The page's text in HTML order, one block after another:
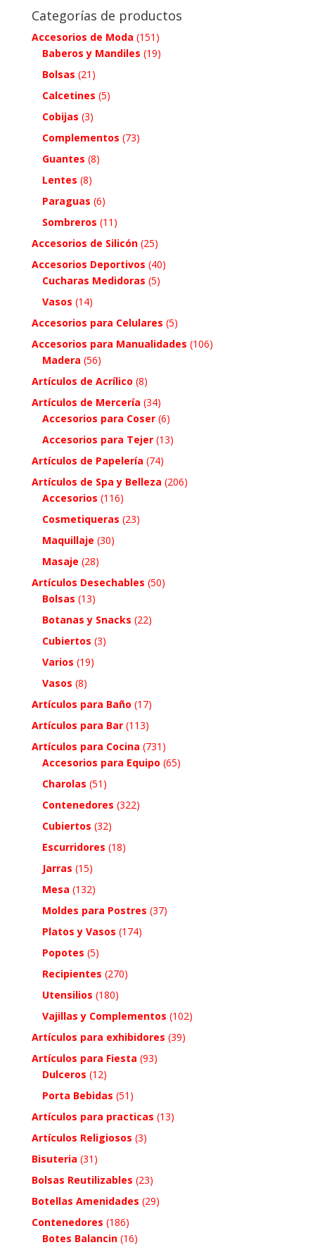
Categorías de productos
Accesorios de Moda (151)
Baberos y Mandiles (19)
Bolsas (21)
Calcetines (5)
Cobijas (3)
Complementos (73)
Guantes (8)
Lentes (8)
Paraguas (6)
Sombreros (11)
Accesorios de Silicón (25)
Accesorios Deportivos (40)
Cucharas Medidoras (5)
Vasos (14)
Accesorios para Celulares (5)
Accesorios para Manualidades (106)
Madera (56)
Artículos de Acrílico (8)
Artículos de Mercería (34)
Accesorios para Coser (6)
Accesorios para Tejer (13)
Artículos de Papelería (74)
Artículos de Spa y Belleza (206)
Accesorios (116)
Cosmetiqueras (23)
Maquillaje (30)
Masaje (28)
Artículos Desechables (50)
Bolsas (13)
Botanas y Snacks (22)
Cubiertos (3)
Varios (19)
Vasos (8)
Artículos para Baño (17)
Artículos para Bar (113)
Artículos para Cocina (731)
Accesorios para Equipo (65)
Charolas (51)
Contenedores (322)
Cubiertos (32)
Escurridores (18)
Jarras (15)
Mesa (132)
Moldes para Postres (37)
Platos y Vasos (174)
Popotes (5)
Recipientes (270)
Utensilios (180)
Vajillas y Complementos (102)
Artículos para exhibidores (39)
Artículos para Fiesta (93)
Dulceros (12)
Porta Bebidas (51)
Artículos para practicas (13)
Artículos Religiosos (3)
Bisuteria (31)
Bolsas Reutilizables (23)
Botellas Amenidades (29)
Contenedores (186)
Botes Balancin (16)